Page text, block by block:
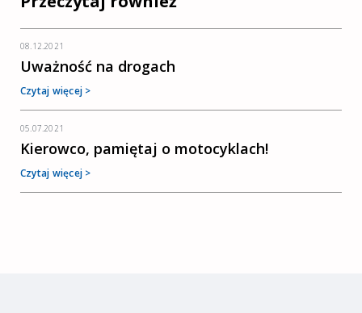
08.12.2021
Uważność na drogach
Czytaj więcej >
05.07.2021
Kierowco, pamiętaj o motocyklach!
Czytaj więcej >